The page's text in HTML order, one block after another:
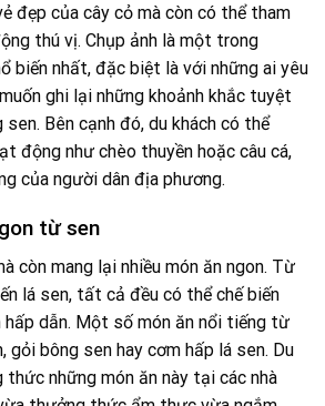
đẹp của cây cỏ mà còn có thể tham
thú vị. Chụp ảnh là một trong
biến nhất, đặc biệt là với những ai yêu
ghi lại những khoảnh khắc tuyệt
Bên cạnh đó, du khách có thể
động như chèo thuyền hoặc câu cá,
của người dân địa phương.
từ sen
còn mang lại nhiều món ăn ngon. Từ
lá sen, tất cả đều có thể chế biến
hấp dẫn. Một số món ăn nổi tiếng từ
gỏi bông sen hay cơm hấp lá sen. Du
những món ăn này tại các nhà